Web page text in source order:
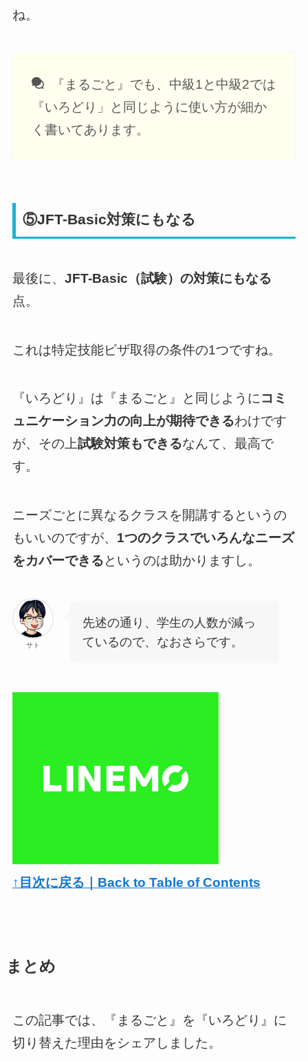
ね。
『まるごと』でも、中級1と中級2では
『いろどり」と同じように使い方が細か
く書いてあります。
⑤JFT-Basic対策にもなる
最後に、 JFT-Basic（試験）の対策にもなる
点。
これは特定技能ビザ取得の条件の1つですね。
『いろどり』は『まるごと』と同じようにコミ
ュニケーション力の向上が期待できるわけです
が、その上試験対策もできるなんて、最高で
す。
ニーズごとに異なるクラスを開講するというの
もいいのですが、 1つのクラスでいろんなニーズ
をカバーできるというのは助かりますし。
サト
先述の通り、学生の人数が減っ
ているので、なおさらです。
↑目次に戻る｜Back to Table of Contents
まとめ
この記事では、『まるごと』を『いろどり』に
切り替えた理由をシェアしました。